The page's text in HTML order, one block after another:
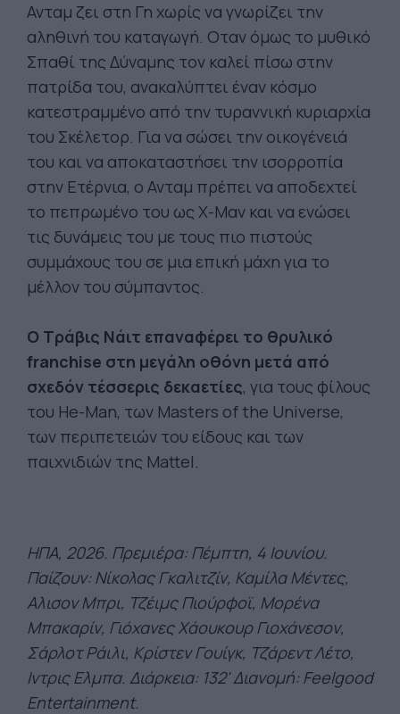
Ανταμ ζει στη Γη χωρίς να γνωρίζει την
αληθινή του καταγωγή. Οταν όμως το μυθικό
Σπαθί της Δύναμης τον καλεί πίσω στην
πατρίδα του, ανακαλύπτει έναν κόσμο
κατεστραμμένο από την τυραννική κυριαρχία
του Σκέλετορ. Για να σώσει την οικογένειά
του και να αποκαταστήσει την ισορροπία
στην Ετέρνια, ο Ανταμ πρέπει να αποδεχτεί
το πεπρωμένο του ως Χ-Μαν και να ενώσει
τις δυνάμεις του με τους πιο πιστούς
συμμάχους του σε μια επική μάχη για το
μέλλον του σύμπαντος.
Ο Τράβις Νάιτ επαναφέρει το θρυλικό
franchise στη μεγάλη οθόνη μετά από
σχεδόν τέσσερις δεκαετίες, για τους φίλους
του He-Man, των Masters of the Universe,
των περιπετειών του είδους και των
παιχνιδιών της Mattel.
ΗΠΑ, 2026. Πρεμιέρα: Πέμπτη, 4 Ιουνίου.
Παίζουν: Νίκολας Γκαλιτζίν, Καμίλα Μέντες,
Αλισον Μπρι, Τζέιμς Πιούρφοϊ, Μορένα
Μπακαρίν, Γιόχανες Χάουκουρ Γιοχάνεσον,
Σάρλοτ Ράιλι, Κρίστεν Γουίγκ, Τζάρεντ Λέτο,
Ιντρις Ελμπα. Διάρκεια: 132' Διανομή: Feelgood
Entertainment.